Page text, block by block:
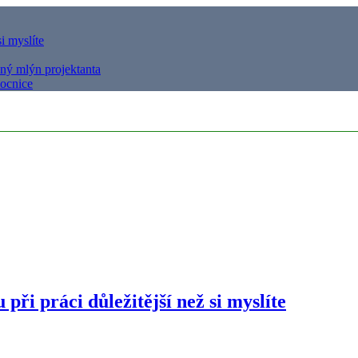
myslíte
mlýn projektanta
při práci důležitější než si myslíte